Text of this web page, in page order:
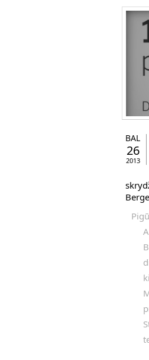
BAL
26
2013